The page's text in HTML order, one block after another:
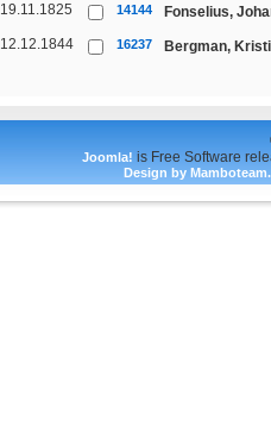
19.11.1825
14144
Fonselius,
12.12.1844
16237 Bergman,
Joomla! is Free Software
Design by